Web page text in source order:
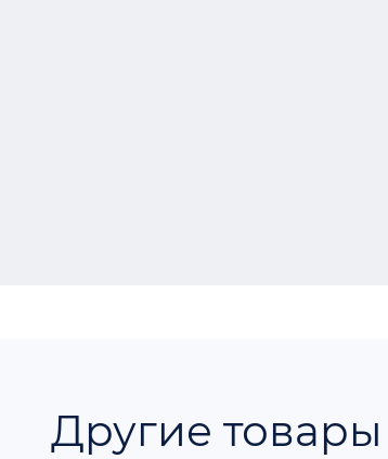
Другие товары